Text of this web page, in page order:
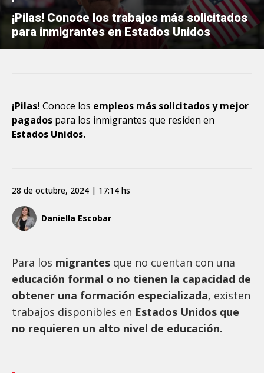
¡Pilas! Conoce los trabajos más solicitados
para inmigrantes en Estados Unidos
¡Pilas! Conoce los empleos más solicitados y mejor
pagados para los inmigrantes que residen en
Estados Unidos.
Daniella Escobar
28 de octubre, 2024 | 17:14 hs
Para los migrantes que no cuentan con una
educación formal o no tienen la capacidad de
obtener una formación especializada, existen
trabajos disponibles en Estados Unidos que
no requieren un alto nivel de educación.